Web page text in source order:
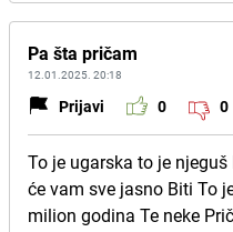
Pa šta pričam
12.01.2025. 20:18
Prijavi 0 0
To je ugarska to je
će vam sve jasno Biti To
milion godina Te neke